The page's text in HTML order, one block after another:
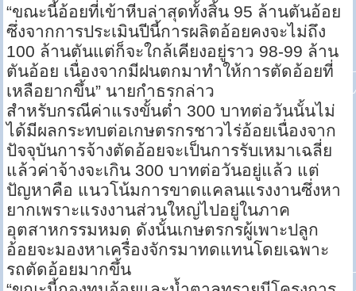
“ขณะนี้อ้อยที่เข้าหีบล่าสุดทั้งสิ้น 95 ล้านตันอ้อย
ซึ่งจากการประเมินปีนี้การผลิตอ้อยคงจะไม่ถึง
100 ล้านตันแต่ก็จะใกล้เคียงอยู่ราว 98-99 ล้าน
ตันอ้อย เนื่องจากมีฝนตกมาทำให้การตัดอ้อยที่
เหลือยากขึ้น” นายกำธรกล่าว
สำหรับกรณีค่าแรงขั้นต่ำ 300 บาทต่อวันนั้นไม่
ได้มีผลกระทบต่อเกษตรกรชาวไร่อ้อยเนื่องจาก
ปัจจุบันการจ้างตัดอ้อยจะเป็นการรับเหมาเฉลี่ย
แล้วค่าจ้างจะเกิน 300 บาทต่อวันอยู่แล้ว แต่
ปัญหาคือ แนวโน้มการขาดแคลนแรงงานซึ่งหา
ยากเพราะแรงงานส่วนใหญ่ไปอยู่ในภาค
อุตสาหกรรมหมด ดังนั้นเกษตรกรผู้เพาะปลูก
อ้อยจะมองหาเครื่องจักรมาทดแทนโดยเฉพาะ
รถตัดอ้อยมากขึ้น